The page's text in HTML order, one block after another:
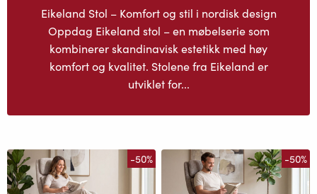
Eikeland Stol – Komfort og stil i nordisk design
Oppdag Eikeland stol – en møbelserie som
kombinerer skandinavisk estetikk med høy
komfort og kvalitet. Stolene fra Eikeland er
utviklet for...
-50% -50%